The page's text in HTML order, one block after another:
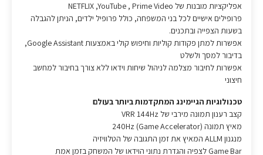
אפליקציות מובנות של NETFLIX ,YouTube , Prime Video
פרופילים אישיים לכל בני המשפחה, כולל פרופיל ילדים, הניתן להגבלה
בשעות הצפייה ובתכנים.
אפשרות למתן פקודות קוליות וחיפוש קולי באמצעות Google Assistant,
בדיבור למסך ולשלט
אפשרות לחיבור מצלמה לניהול שיחות וידאו ללא צורך בחיבור למחשב
חיצוני
טכנולוגיות הגיימינג המתקדמות ביותר בעולם
קצב רענון תמונה מירבי של VRR 144Hz
מאיץ תמונה (Game Accelerator) 240Hz
מנגנון ALLM המאיץ את זמן התגובה של הטלוויזיה
Game Bar לצפיה והגדרת נתוני הוידאו של המשחק בזמן אמת